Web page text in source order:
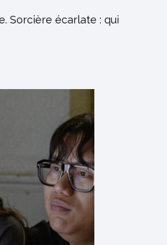
Sorcière écarlate : qui